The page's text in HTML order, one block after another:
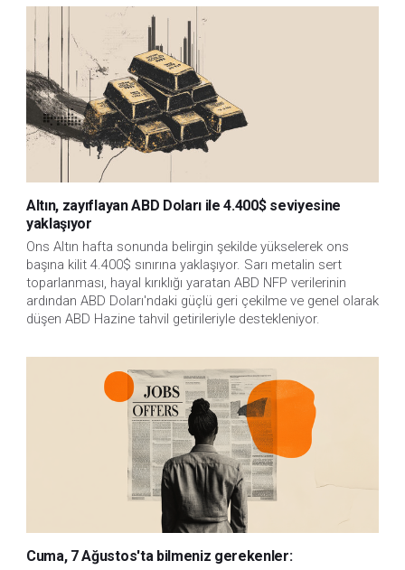
Altın, zayıflayan ABD Doları ile 4.400$ seviyesine
yaklaşıyor
Ons Altın hafta sonunda belirgin şekilde yükselerek ons
başına kilit 4.400$ sınırına yaklaşıyor. Sarı metalin sert
toparlanması, hayal kırıklığı yaratan ABD NFP verilerinin
ardından ABD Doları'ndaki güçlü geri çekilme ve genel olarak
düşen ABD Hazine tahvil getirileriyle destekleniyor.
Cuma, 7 Ağustos'ta bilmeniz gerekenler: